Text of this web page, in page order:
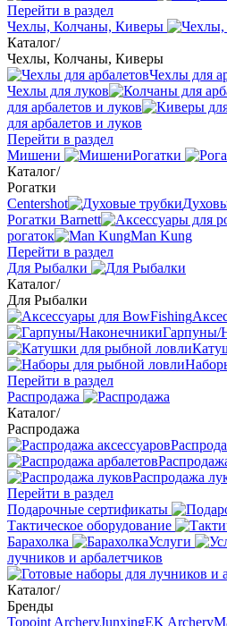
Перейти в раздел
Чехлы, Колчаны, Киверы
Каталог/
Чехлы, Колчаны, Киверы
Чехлы для
Чехлы для луков
для арбалетов и луков
для арбалетов и луков
Перейти в раздел
Мишени
Рогатки
Каталог/
Рогатки
Centershot
Рогатки Barnett
рогаток
Man Kung
Перейти в раздел
Для Рыбалки
Каталог/
Для Рыбалки
Гарпуны/
Перейти в раздел
Распродажа
Каталог/
Распродажа
Распродажа
Перейти в раздел
Подарочные сертификаты
Тактическое оборудование
Барахолка
Услуги
лучников и арбалетчиков
Каталог/
Бренды
Topoint ArcheryJunxingEK Archery